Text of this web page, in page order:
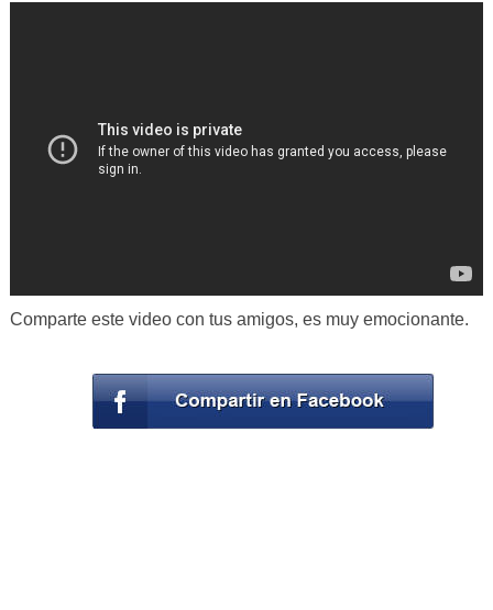
Comparte este video con tus amigos, es muy emocionante.